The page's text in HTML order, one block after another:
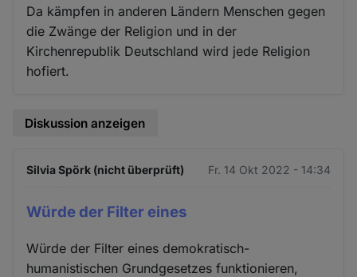
Da kämpfen in anderen Ländern Menschen gegen
die Zwänge der Religion und in der
Kirchenrepublik Deutschland wird jede Religion
hofiert.
Diskussion anzeigen
Silvia Spörk (nicht überprüft) Fr. 14 Okt 2022 - 14:34
Würde der Filter eines
Würde der Filter eines demokratisch-
humanistischen Grundgesetzes funktionieren,